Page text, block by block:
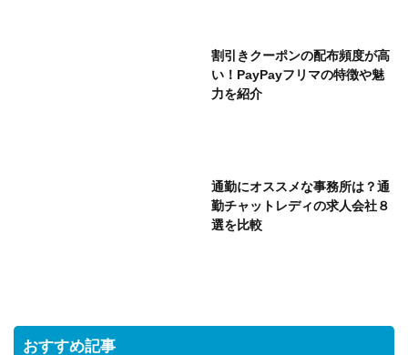
割引きクーポンの配布頻度が高
い！PayPayフリマの特徴や魅
力を紹介
通勤にオススメな事務所は？通
勤チャットレディの求人会社８
選を比較
おすすめ記事